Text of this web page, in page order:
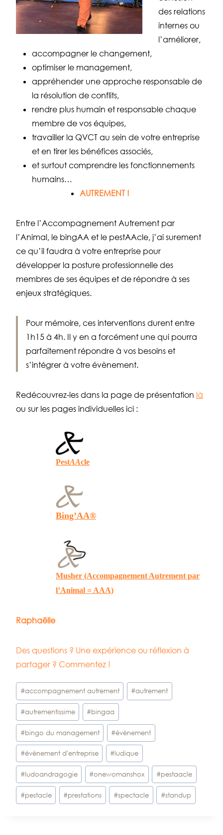
des relations
internes ou
l’améliorer,
accompagner le changement,
optimiser le management,
appréhender une approche responsable de
la résolution de conflits,
rendre plus humain et responsable chaque
membre de vos équipes,
travailler la QVCT au sein de votre entreprise
et en tirer les bénéfices associés,
et surtout comprendre les fonctionnements
humains…
AUTREMENT !
Entre l’Accompagnement Autrement par
l’Animal, le bingAA et le pestAAcle, j’ai surement
ce qu’il faudra à votre entreprise pour
développer la posture professionnelle des
membres de ses équipes et de répondre à ses
enjeux stratégiques.
Pour mémoire, ces interventions durent entre
1h15 à 4h. Il y en a forcément une qui pourra
parfaitement répondre à vos besoins et
s’intégrer à votre évènement.
Redécouvrez-les dans la page de présentation là
ou sur les pages individuelles ici :
PestAAcle
Bing’AA®
Musher (Accompagnement Autrement par
l’Animal = AAA)
Raphaëlle
Des questions ? Une expérience ou réflexion à
partager ? Commentez !
Étiquettes
de
la
publication :
#accompagnement autrement #autrement
#autrementissime #bingaa
#bingo du management #évènement
#évènement d'entreprise #ludique
#ludoandragogie #onewomanshox #pestaacle
#pestacle #prestations #spectacle #standup